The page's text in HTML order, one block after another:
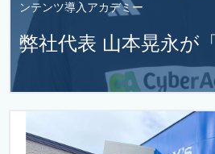
ンテンツ導入アカデミー